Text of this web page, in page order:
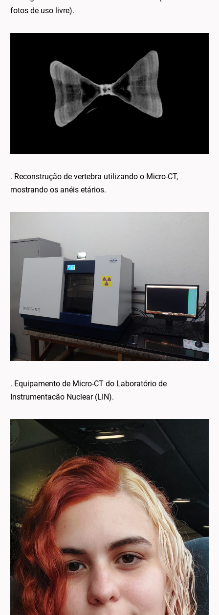
fotos de uso livre).
. Reconstrução de vertebra utilizando o Micro-CT,
mostrando os anéis etários.
. Equipamento de Micro-CT do Laboratório de
Instrumentacão Nuclear (LIN).